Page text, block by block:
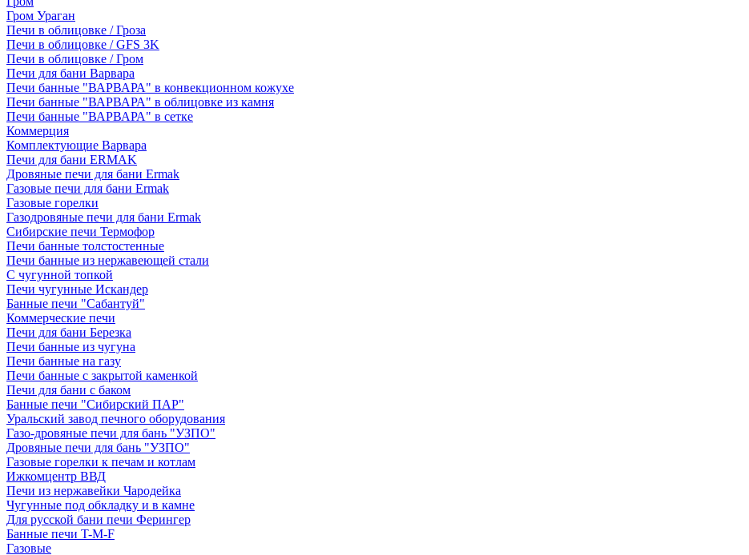
Гром Ураган
Печи в облицовке / Гроза
Печи в облицовке / GFS 3K
Печи в облицовке / Гром
Печи для бани Варвара
Печи банные "ВАРВАРА" в конвекционном кожухе
Печи банные "ВАРВАРА" в облицовке из камня
Печи банные "ВАРВАРА" в сетке
Коммерция
Комплектующие Варвара
Печи для бани ERMAK
Дровяные печи для бани Ermak
Газовые печи для бани Ermak
Газовые горелки
Газодровяные печи для бани Ermak
Сибирские печи Термофор
Печи банные толстостенные
Печи банные из нержавеющей стали
С чугунной топкой
Печи чугунные Искандер
Банные печи "Сабантуй"
Коммерческие печи
Печи для бани Березка
Печи банные из чугуна
Печи банные на газу
Печи банные с закрытой каменкой
Печи для бани с баком
Банные печи "Сибирский ПАР"
Уральский завод печного оборудования
Газо-дровяные печи для бань "УЗПО"
Дровяные печи для бань "УЗПО"
Газовые горелки к печам и котлам
Ижкомцентр ВВД
Печи из нержавейки Чародейка
Чугунные под обкладку и в камне
Для русской бани печи Ферингер
Банные печи T-M-F
Газовые